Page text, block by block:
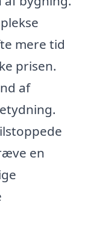
mere tid
prisen.
af
en